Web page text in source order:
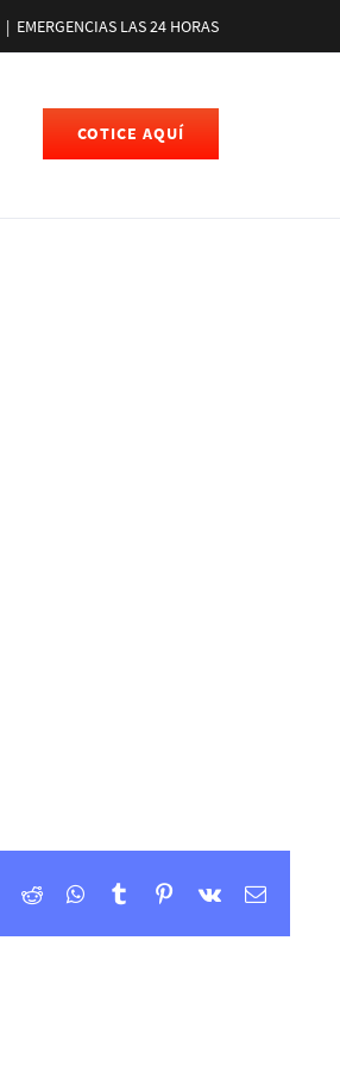
| EMERGENCIAS LAS 24 HORAS
COTICE AQUÍ